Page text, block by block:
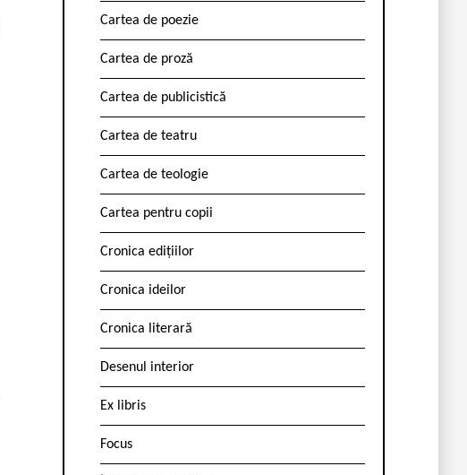
Cartea de poezie
Cartea de proză
Cartea de publicistică
Cartea de teatru
Cartea de teologie
Cartea pentru copii
Cronica edițiilor
Cronica ideilor
Cronica literară
Desenul interior
Ex libris
Focus